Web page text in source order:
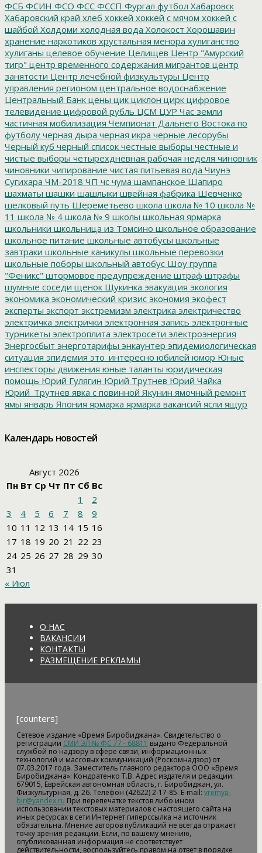
ФСБ ФСИН ФСО ФСС ФССП Фургал футбол Хабаровск
Хабаровский край хлеб хоккей хоккей с мячом хоккей с
шайбой Холдоми холодная вода Холокост Хорошавин
хранение наркотиков хрустальная менора хулиганство
хулиганы целевое обучение Целищев Центр "Амурский
тигр" центр временного содержания мигрантов центр
занятости Центр лечебной физкультуры Центр
управления регионом центральное водоснабжение
Центральный Банк цены цик циклон цирк цифровое
телевидение цифровой рубль ЦСМ ЦУР Час земли
частичная мобилизация Чемпионат Дальнего Востока по
футболу черная дыра черная икра черные лесорубы
Черный куб черный список честные выборы честные и
чистые выборы четырехдневная рабочая неделя чиновник
чиновники чипирование чистая питьевая вода Чиунэ
Сугихара ЧМ-2018 ЧП чс чума шампанское Шапиро
шахматы шашки шашлыки швейная фабрика Шевченко
шелковый путь Шереметьево школа школа № 10 школа №
11 школа № 4 школа № 9 школы школьная ярмарка
школьники школьница из Томсино школьное образование
школьное питание школьные автобусы школьные
завтраки школьные каникулы школьные перевозки
школьные поборы школьный автобус Шоу группа
"Феникс" штормовое предупреждение штраф штрафы
шумные соседи щенок Щукинка эвакуация экология
экономика экономический кризис экономия экофест
эксперты экспорт экстремизм электрика электричество
электричка электрички электронная запись электронные
турникеты электроплита электросети электроэнергия
Энергосбыт энерготарифы энкаунтер эпидемиологическая
ситуация эпидемия это_интересно юбилей юмор Юные
инспекторы движения юные таланты юридическая
помощь Юрий Гулягин Юрий Трутнев Юрий Чайка
Юрий_Трутнев явка с повинной Якунин ямочный ремонт
ямы январь Япония ярмарка ярмарка вакансий ясли ящур
Календарь новостей
Август 2026
Пн Вт Ср Чт Пт Сб Вс
1
2
3
4 5 6 7 8
9
10 11 12 13 14 15 16
17 18 19 20 21 22 23
24 25 26 27 28 29 30
31
« Июл
О НАС
ВАКАНСИИ
КОНТАКТЫ
РАЗМЕЩЕНИЕ РЕКЛАМЫ
[counters]
Сетевое издание «Время Биробиджана». Свидетельство о
регистрации СМИ ЭЛ № ФС 77 - 68811 выдано Федеральной
службой по надзору в сфере связи, информационных
технологий и массовых коммуникаций (Роскомнадзор) от
07.03.2017 года. Заместитель главного редактора ООО «Время
Биробиджана»: Кондратенко Т.В. Адрес издателя и редакции:
679015, Еврейская автономная область, г. Биробиджан, ул.
Физкультурная, д. 26. Телефон (42622) 2-17-85. E-mail: vremya-
bir@yandex.ru При перепечатке текстов либо ином
использовании текстовых материалов с настоящего сайта на
иных ресурсах в сети Интернет гиперссылка на источник
обязательна. Мнение авторов публикаций не всегда отражает
точку зрения редакции. Если, по вашему мнению,
опубликованная информация не соответствует
действительности, воспользуйтесь правом на ответ в порядке